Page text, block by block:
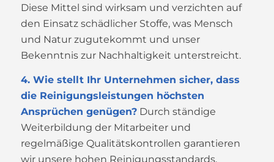
Diese Mittel sind wirksam und verzichten auf
den Einsatz schädlicher Stoffe, was Mensch
und Natur zugutekommt und unser
Bekenntnis zur Nachhaltigkeit unterstreicht.
4. Wie stellt Ihr Unternehmen sicher, dass
die Reinigungsleistungen höchsten
Ansprüchen genügen?Durch ständige
Weiterbildung der Mitarbeiter und
regelmäßige Qualitätskontrollen garantieren
wir unsere hohen Reinigungsstandards.